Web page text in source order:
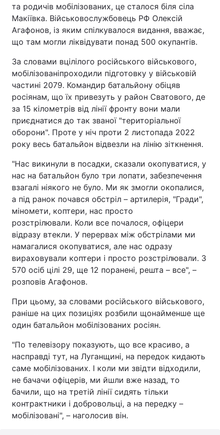
та родичів мобілізованих, це сталося біля сіла
Макіївка. Військовослужбовець РФ Олексій
Агафонов, із яким спілкувалося видання, вважає,
що там могли ліквідувати понад 500 окупантів.
За словами вцілілого російського військового,
мобілізованіпроходили підготовку у військовій
частині 2079. Командир батальйону обіцяв
росіянам, що їх привезуть у район Сватового, де
за 15 кілометрів від лінії фронту вони мали
приєднатися до так званої "територіальної
оборони". Проте у ніч проти 2 листопада 2022
року весь батальйон відвезли на лінію зіткнення.
"Нас викинули в посадки, сказали окопуватися, у
нас на батальйон було три лопати, забезпечення
взагалі ніякого не було. Ми як змогли окопалися,
а під ранок почався обстріл – артилерія, "Гради",
міномети, коптери, нас просто
розстрілювали. Коли все почалося, офіцери
відразу втекли. У перервах між обстрілами ми
намагалися окопуватися, але нас одразу
вираховували коптери і просто розстрілювали. З
570 осіб цілі 29, ще 12 поранені, решта – все", –
розповів Агафонов.
При цьому, за словами російського військового,
раніше на цих позиціях розбили щонайменше ще
один батальйон мобілізованих росіян.
"По телевізору показують, що все красиво, а
насправді тут, на Луганщині, на передок кидають
саме мобілізованих. І коли ми звідти відходили,
не бачачи офіцерів, ми йшли вже назад, то
бачили, що на третій лінії сидять тільки
контрактники і добровольці, а на передку –
мобілізовані", – наголосив він.